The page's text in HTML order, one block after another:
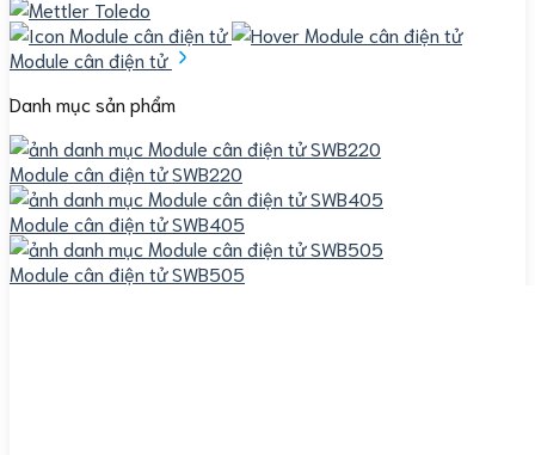
Module cân điện tử
Danh mục sản phẩm
Module cân điện tử SWB220
Module cân điện tử SWB405
Module cân điện tử SWB505